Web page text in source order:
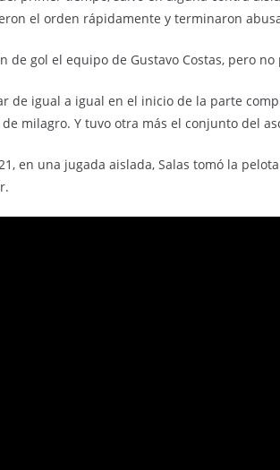
el orden rápidamente y terminaron
de gol el equipo de Gustavo Costas, pero
de igual a igual en el inicio de la parte
milagro. Y tuvo otra más el conjunto del
en una jugada aislada, Salas tomó la